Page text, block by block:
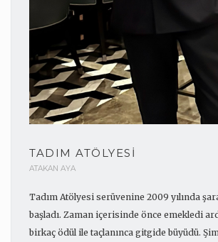
TADIM ATÖLYESI
ATAKAN AYA
Tadım Atölyesi serüvenine 2009 yılında
başladı. Zaman içerisinde önce emekledi
birkaç ödül ile taçlanınca gitgide büyüdü.